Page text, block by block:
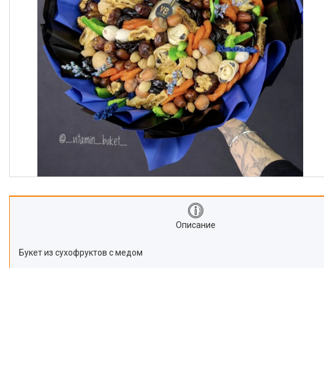
Новогодние подарки
Сладкие букеты на 8 марта
Необычные букеты
Сырные букеты
Сухофрукты в бельгийском
шоколаде
Ягодные букеты
Изделия из дерева
Детские букеты
Отзывы
Описание
Букет из сухофруктов с медом